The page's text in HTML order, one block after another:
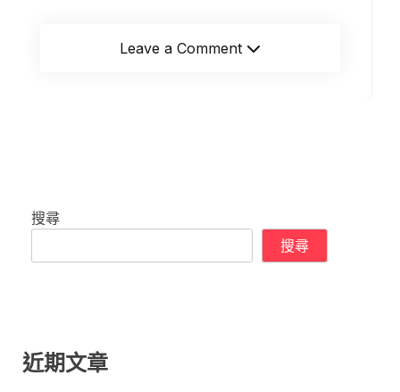
Leave a Comment
搜尋
搜尋
近期文章